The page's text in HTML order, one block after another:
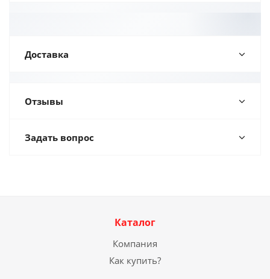
Доставка
Отзывы
Задать вопрос
Каталог
Компания
Как купить?